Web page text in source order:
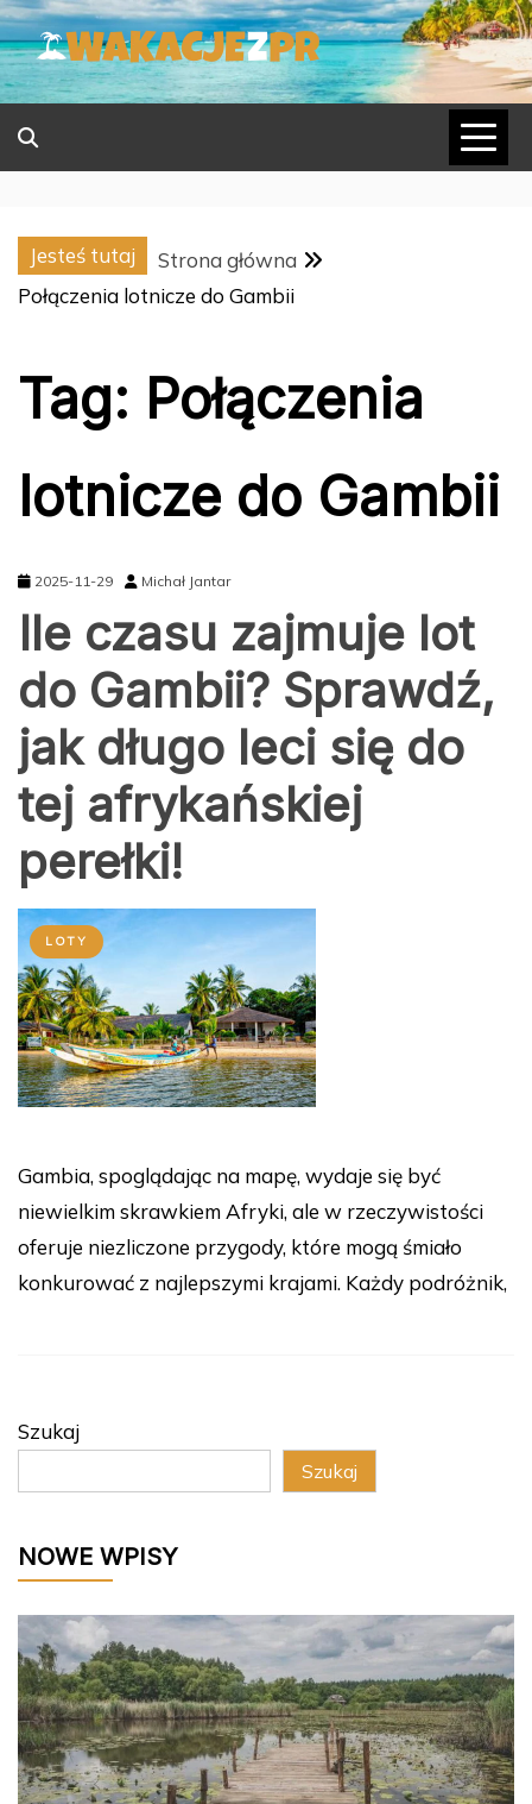
Skip
to
content
Jesteś tutaj
Strona główna
Połączenia lotnicze do Gambii
Tag: Połączenia
lotnicze do Gambii
2025-11-29 Michał Jantar
Ile czasu zajmuje lot
do Gambii? Sprawdź,
jak długo leci się do
tej afrykańskiej
perełki!
LOTY
Gambia, spoglądając na mapę, wydaje się być
niewielkim skrawkiem Afryki, ale w rzeczywistości
oferuje niezliczone przygody, które mogą śmiało
konkurować z najlepszymi krajami. Każdy podróżnik,
Szukaj
Szukaj
NOWE WPISY